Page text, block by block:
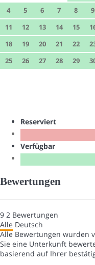
4
5 6 7 8 9
11
12 13 14 15
18
19 20 21 22
25
26 27 28 29
Reserviert
Verfügbar
Bewertungen
9 2 Bewertungen
Alle Deutsch
Alle Bewertungen wurden
Sie eine Unterkunft
basierend auf Ihrer